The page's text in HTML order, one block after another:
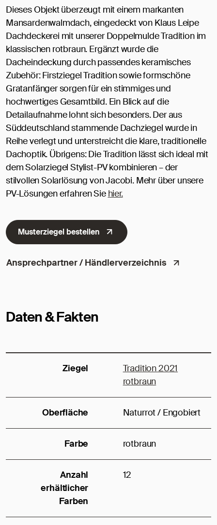
Dieses Objekt überzeugt mit einem markanten
Mansardenwalmdach, eingedeckt von Klaus Leipe
Dachdeckerei mit unserer Doppelmulde Tradition im
klassischen rotbraun. Ergänzt wurde die
Dacheindeckung durch passendes keramisches
Zubehör: Firstziegel Tradition sowie formschöne
Gratanfänger sorgen für ein stimmiges und
hochwertiges Gesamtbild. Ein Blick auf die
Detailaufnahme lohnt sich besonders. Der aus
Süddeutschland stammende Dachziegel wurde in
Reihe verlegt und unterstreicht die klare, traditionelle
Dachoptik. Übrigens: Die Tradition lässt sich ideal mit
dem Solarziegel Stylist-PV kombinieren – der
stilvollen Solarlösung von Jacobi. Mehr über unsere
PV-Lösungen erfahren Sie hier.
Musterziegel bestellen
Ansprechpartner / Händlerverzeichnis
Daten & Fakten
Ziegel
Tradition 2021
rotbraun
Oberfläche Naturrot / Engobiert
Farbe rotbraun
Anzahl
erhältlicher
Farben
12